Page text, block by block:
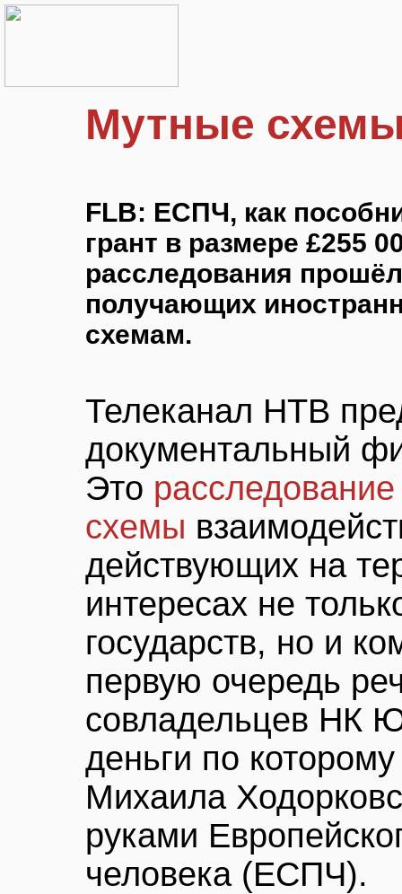
Мутные
FLB: ЕСПЧ, как
грант в размере £255
расследования
получающих
схемам.
Телеканал НТВ
документальный
Это
схемы
действующих на
интересах не
государств, но и
первую очередь
совладельцев НК
деньги по
Михаила
руками
человека (ЕСПЧ).